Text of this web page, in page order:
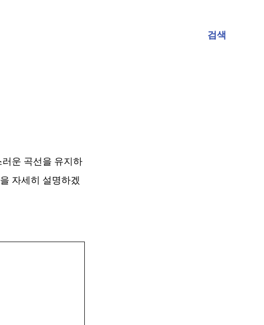
검색
운 곡선을 유지하
자세히 설명하겠